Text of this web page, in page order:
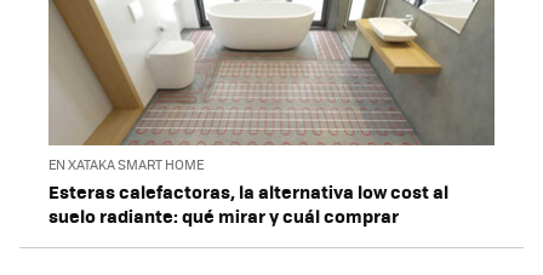
EN XATAKA SMART HOME
Esteras calefactoras, la alternativa low cost al
suelo radiante: qué mirar y cuál comprar